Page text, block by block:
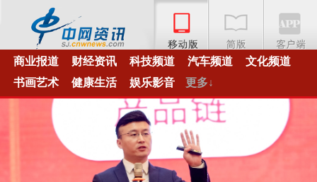
商业报道 财经资讯 科技频道 汽车频道
文化频道
书画艺术
健康生活 娱乐影音 更多↓